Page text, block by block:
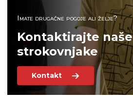
Imate drugačne pogoje ali želje?
Kontaktirajte naše
strokovnjake
Kontakt